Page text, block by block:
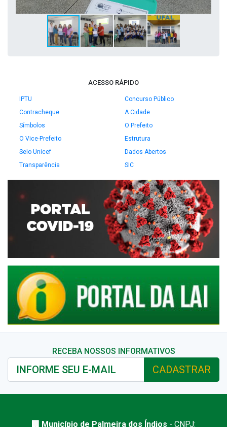
ACESSO RÁPIDO
IPTU
Concurso Público
Contracheque
A Cidade
Símbolos
O Prefeito
O Vice-Prefeito
Estrutura
Selo Unicef
Dados Abertos
Transparência
SIC
RECEBA NOSSOS INFORMATIVOS
CADASTRAR
🏢 Município de Palmeira dos Índios - CNPJ: